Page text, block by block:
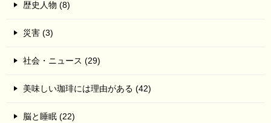
歴史人物 (8)
災害 (3)
社会・ニュース (29)
美味しい珈琲には理由がある (42)
脳と睡眠 (22)